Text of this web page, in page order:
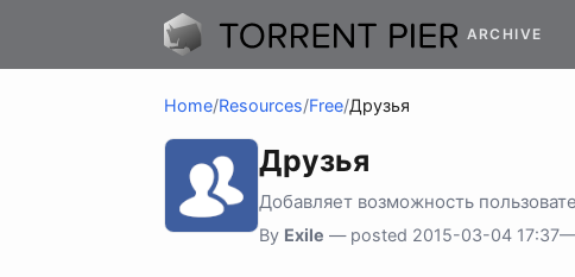
ARCHIVE
Home/Resources/Free/Друзья
Друзья
Добавляет возможность
By Exile — posted 2015-03-04